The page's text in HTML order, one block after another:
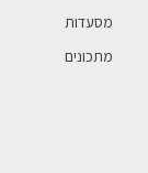
מסעדות
מתכונים